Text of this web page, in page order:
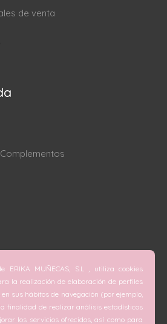
de venta
nº 74 (Valencia).
(Grao de Gandía).
ERIKA MUÑECAS, S.L , utiliza cookies
la realización de elaboración de perfiles
sus hábitos de navegación (por ejemplo,
finalidad de realizar análisis estadísticos
los servicios ofrecidos, así como para